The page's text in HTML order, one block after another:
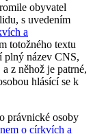
obyvatel
s uvedením
a
totožného textu
plný název CNS,
z něhož je patrné,
hlásící se k
právnické osoby
o církvích a